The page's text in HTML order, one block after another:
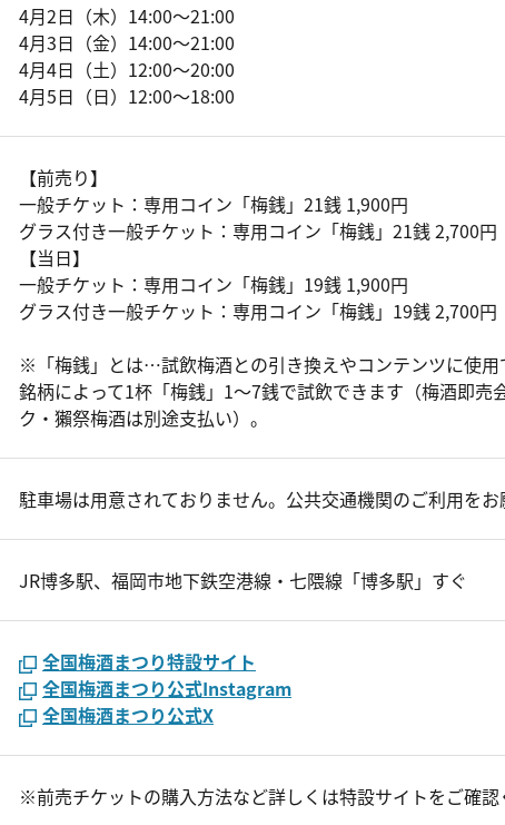
4月2日（木）14:00～21:00
4月3日（金）14:00～21:00
4月4日（土）12:00～20:00
4月5日（日）12:00～18:00
【前売り】
一般チケット：専用コイン「梅銭」21銭 1,900円
グラス付き一般チケット：専用コイン「梅銭」21銭 2,700円
【当日】
一般チケット：専用コイン「梅銭」19銭 1,900円
グラス付き一般チケット：専用コイン「梅銭」19銭 2,700円
※「梅銭」とは…試飲梅酒との引き換えやコンテンツに使用
銘柄によって1杯「梅銭」1～7銭で試飲できます（梅酒即売
ク・獺祭梅酒は別途支払い）。
駐車場は用意されておりません。公共交通機関のご利用をお
JR博多駅、福岡市地下鉄空港線・七隈線「博多駅」すぐ
全国梅酒まつり特設サイト
全国梅酒まつり公式Instagram
全国梅酒まつり公式X
※前売チケットの購入方法など詳しくは特設サイトをご確認